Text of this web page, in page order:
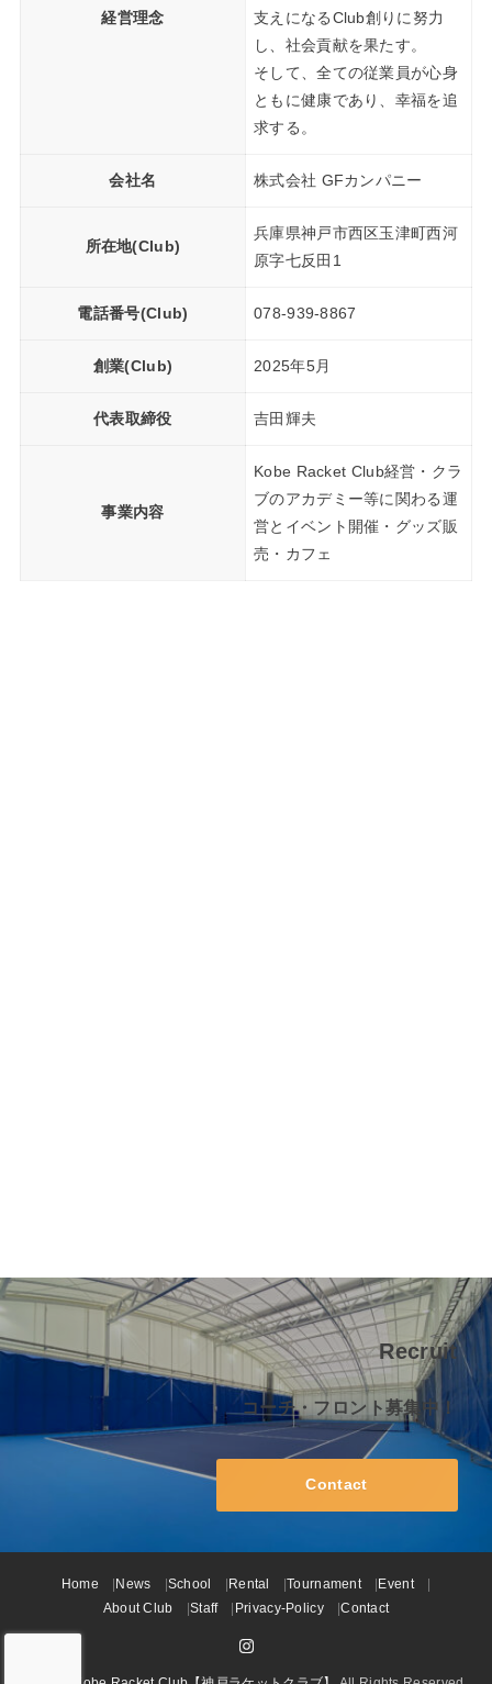
経営理念
支えになるClub創りに努力
し、社会貢献を果たす。
そして、全ての従業員が心身
ともに健康であり、幸福を追
求する。
会社名 株式会社 GFカンパニー
所在地(Club)
兵庫県神戸市西区玉津町西河
原字七反田1
電話番号(Club) 078-939-8867
創業(Club) 2025年5月
代表取締役 吉田輝夫
事業内容
Kobe Racket Club経営・クラ
ブのアカデミー等に関わる運
営とイベント開催・グッズ販
売・カフェ
Recruit
コーチ・フロント募集中！
Contact
Home News School Rental Tournament
Event
About Club
Staff Privacy-Policy Contact